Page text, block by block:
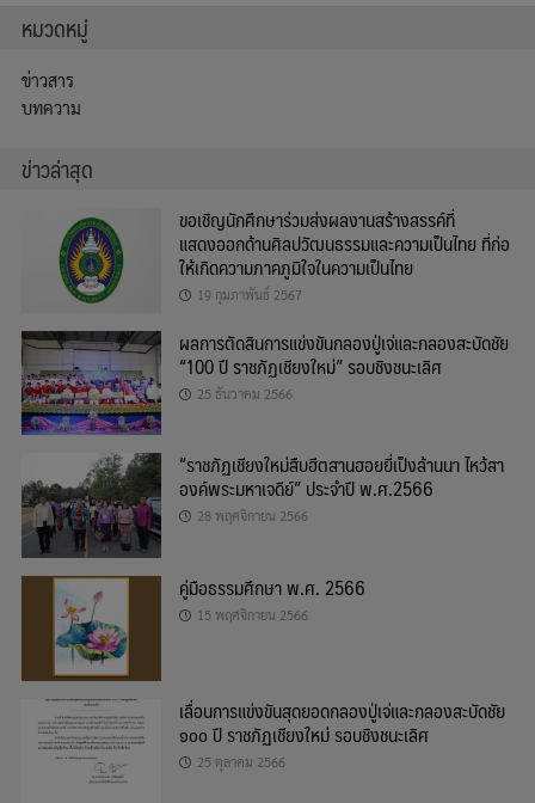
หมวดหมู่
ข่าวสาร
บทความ
ข่าวล่าสุด
ขอเชิญนักศึกษาร่วมส่งผลงานสร้างสรรค์ที่
แสดงออกด้านศิลปวัฒนธรรมและความเป็นไทย ที่ก่อ
ให้เกิดความภาคภูมิใจในความเป็นไทย
19 กุมภาพันธ์ 2567
ผลการตัดสินการแข่งขันกลองปู่เจ่และกลองสะบัดชัย
“100 ปี ราชภัฏเชียงใหม่” รอบชิงชนะเลิศ
25 ธันวาคม 2566
“ราชภัฏเชียงใหม่สืบฮีตสานฮอยยี่เป็งล้านนา ไหว้สา
องค์พระมหาเจดีย์” ประจำปี พ.ศ.2566
28 พฤศจิกายน 2566
คู่มือธรรมศึกษา พ.ศ. 2566
15 พฤศจิกายน 2566
เลื่อนการแข่งขันสุดยอดกลองปู่เจ่และกลองสะบัดชัย
๑๐๐ ปี ราชภัฏเชียงใหม่ รอบชิงชนะเลิศ
25 ตุลาคม 2566